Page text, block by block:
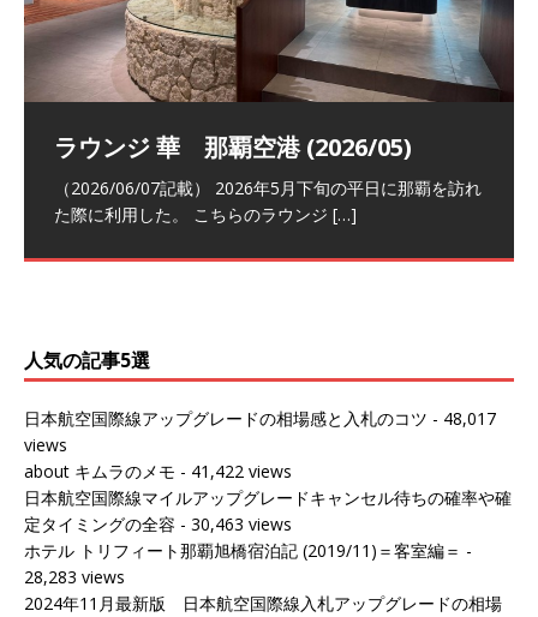
祝！日本航空・マリオットの戦略パー
トナーシップによるFOP無料付与とス
テイタスマッチ
ラウンジ 華 那覇空港 (2026/05)
（2026/06/07記載） 2026年5月下旬の平日に那覇を訪れ
た際に利用した。 こちらのラウンジ […]
The Coral Executive Lounge スワ
ンナプーム国際空港国内線ラウンジ
(2026/01)
日本航空 羽田空港国際線ファースト
クラスラウンジ (2026/01)
（2026/03/18記載） 2026年1月、毎年恒例の新年の羽田
バンコクエアウェイズ スワンナプー
ム国際空港国内線ラウンジ (2026/01)
（2026/03/13記載） 2026年1月上旬にバンコク経由でチ
人気の記事5選
日本航空国際線アップグレードの相場感と入札のコツ - 48,017
views
about キムラのメモ - 41,422 views
日本航空国際線マイルアップグレードキャンセル待ちの確率や確
定タイミングの全容 - 30,463 views
ホテル トリフィート那覇旭橋宿泊記 (2019/11)＝客室編＝ -
28,283 views
2024年11月最新版 日本航空国際線入札アップグレードの相場